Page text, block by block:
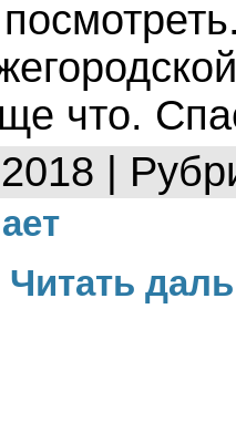
что.
|
Читать